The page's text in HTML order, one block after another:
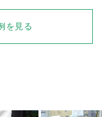
を見る